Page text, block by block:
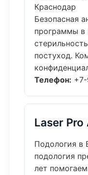
Краснодар
Безопасная
программы в
постуход.
Телефон:
Laser Pro
Подология в
подология
лет